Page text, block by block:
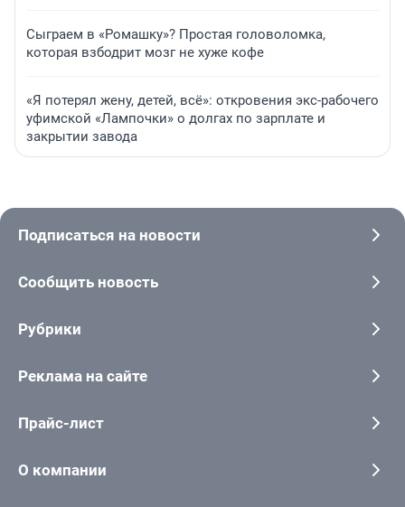
Сыграем в «Ромашку»? Простая головоломка,
которая взбодрит мозг не хуже кофе
«Я потерял жену, детей, всё»: откровения экс-рабочего
уфимской «Лампочки» о долгах по зарплате и
закрытии завода
Подписаться на новости
Сообщить новость
Рубрики
Реклама на сайте
Прайс-лист
О компании